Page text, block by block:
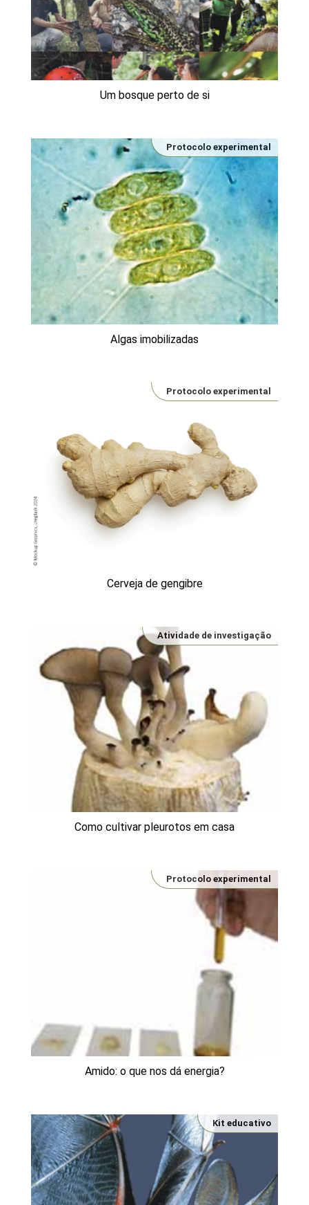
Um bosque perto de si
Algas imobilizadas
Protocolo experimental
Cerveja de gengibre
Protocolo experimental
Como cultivar pleurotos em casa
Atividade de investigação
Amido: o que nos dá energia?
Protocolo experimental
Kit educativo